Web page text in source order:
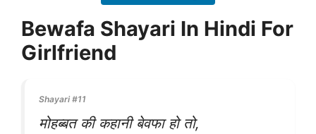
Bewafa Shayari In Hindi For
Girlfriend
Shayari #11
मोहब्बत की कहानी बेवफा हो तो,